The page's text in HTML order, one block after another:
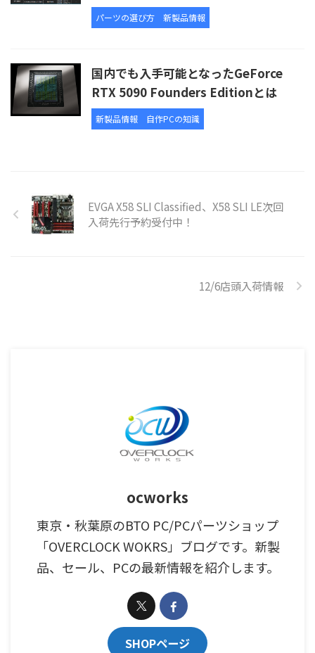
パーツの選び方 新製品情報
国内でも入手可能となったGeForce
RTX 5090 Founders Editionとは
新製品情報 自作PCの知識
EVGA X58 SLI Classified、X58 SLI LE次回
入荷先行予約受付中！
12/6店頭入荷情報
ocworks
東京・秋葉原のBTO PC/PCパーツショップ
「OVERCLOCK WOKRS」ブログです。新製
品、セール、PCの最新情報を紹介します。
SHOPページ